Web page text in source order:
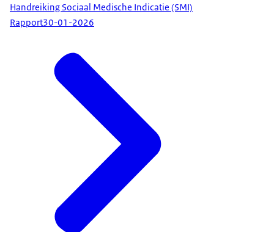
Handreiking Sociaal Medische Indicatie (SMI)
Rapport30-01-2026